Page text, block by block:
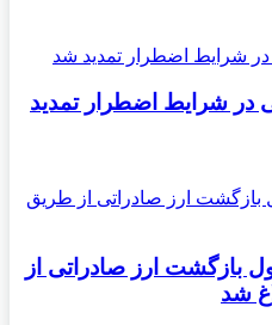
در شرایط اضطرار تمدید
بازگشت ارز صادراتی از
شد